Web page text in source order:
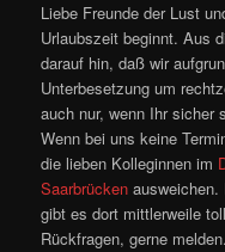
Liebe Freunde der Lust
Urlaubszeit beginnt. Aus
darauf hin, daß wir
Unterbesetzung um
auch nur, wenn Ihr sicher
Wenn bei uns keine
die lieben Kolleginnen im
Saarbrücken
gibt es dort mittlerweile
Rückfragen, gerne melden.